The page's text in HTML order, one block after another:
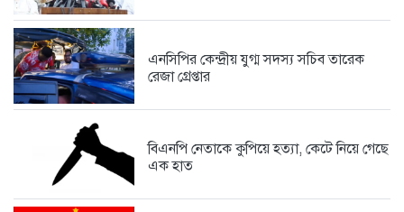
5 days আগে
এনসিপির কেন্দ্রীয় যুগ্ম সদস্য সচিব তারেক
রেজা গ্রেপ্তার
বিএনপি নেতাকে কুপিয়ে হত্যা, কেটে নিয়ে গেছে
এক হাত